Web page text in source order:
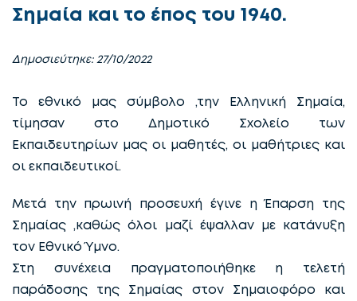
Σημαία και το έπος του 1940.
Δημοσιεύτηκε: 27/10/2022
Το εθνικό μας σύμβολο ,την Ελληνική Σημαία,
τίμησαν στο Δημοτικό Σχολείο των
Εκπαιδευτηρίων μας οι μαθητές, οι μαθήτριες και
οι εκπαιδευτικοί.
Μετά την πρωινή προσευχή έγινε η Έπαρση της
Σημαίας ,καθώς όλοι μαζί έψαλλαν με κατάνυξη
τον Εθνικό Ύμνο.
Στη συνέχεια πραγματοποιήθηκε η τελετή
παράδοσης της Σημαίας στον Σημαιοφόρο και